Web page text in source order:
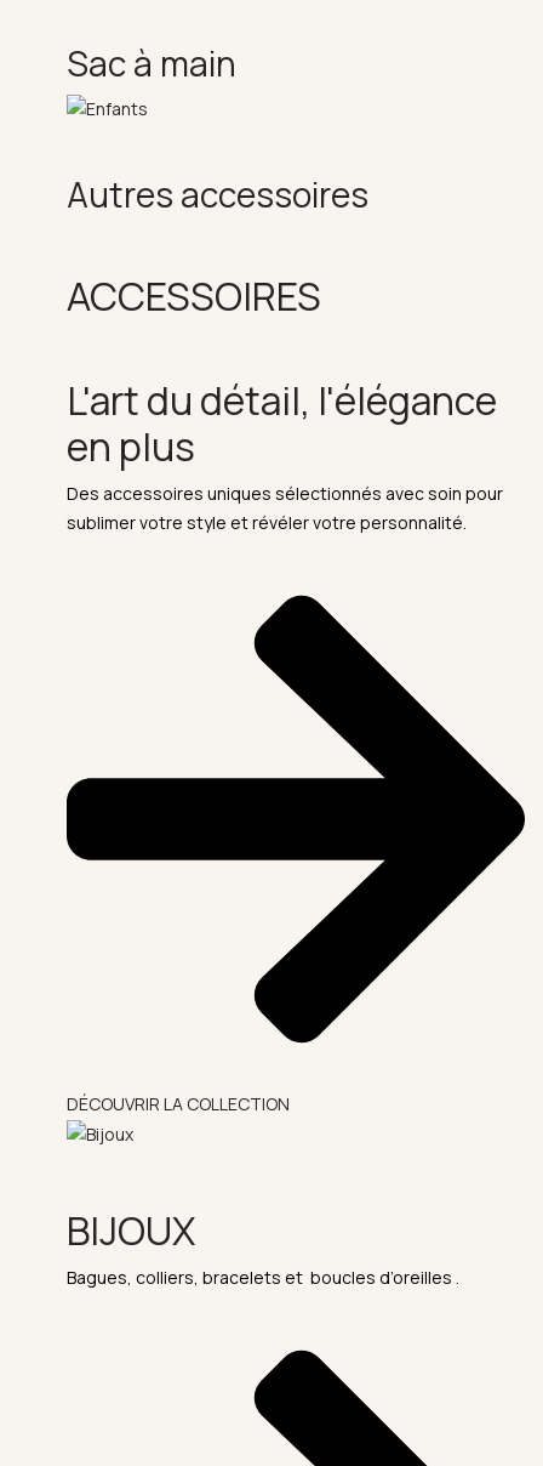
Sac à main
Autres accessoires
ACCESSOIRES
L'art du détail, l'élégance
en plus
Des accessoires uniques sélectionnés avec soin pour
sublimer votre style et révéler votre personnalité.
DÉCOUVRIR LA COLLECTION
BIJOUX
Bagues, colliers, bracelets et boucles d’oreilles .